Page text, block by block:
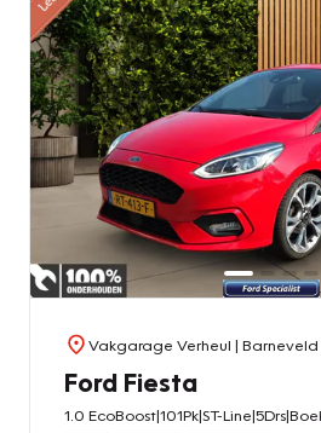
Vakgarage Verheul | Barneveld
Ford Fiesta
1.0 EcoBoost|101Pk|ST-